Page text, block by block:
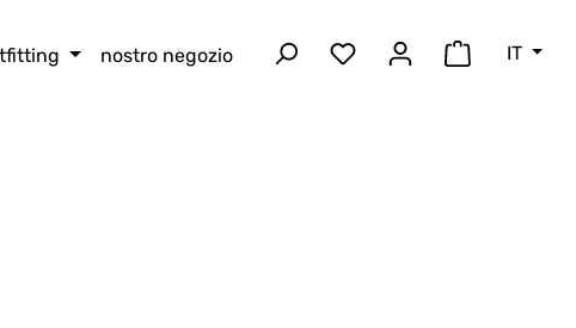
nostro negozio Hai 0 articoli nella lista
Il carrello
IT